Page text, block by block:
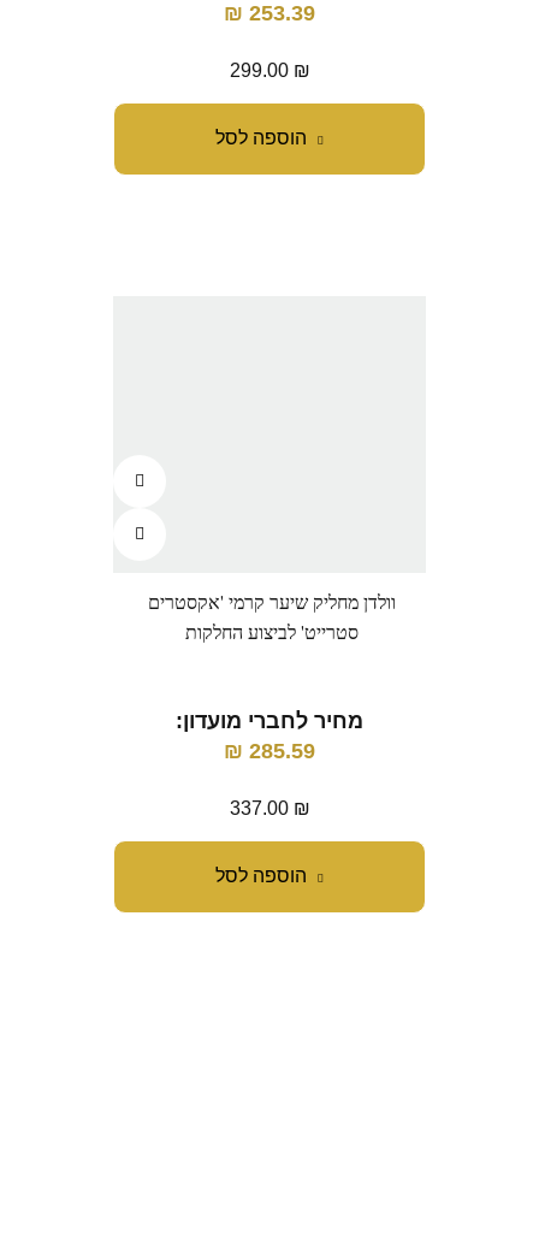
הוספה לסל
253.39
₪
299.00 ₪
הוספה לסל
וולדן מחליק שיער קרמי 'אקסטרים
סטרייט' לביצוע החלקות
מחיר לחברי מועדון:
285.59
₪
337.00 ₪